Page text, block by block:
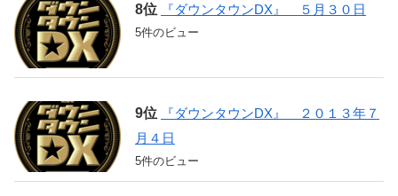
『ダウンタウンDX』 ５月３０日
5件のビュー
『ダウンタウンDX』 ２０１３年７
月４日
5件のビュー